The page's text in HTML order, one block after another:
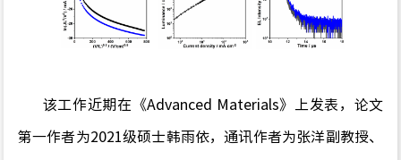
该工作近期在《Advanced Materials》上发表 ， 论文
第一作者为2021级硕士韩雨依，通讯作者为张洋副教授、